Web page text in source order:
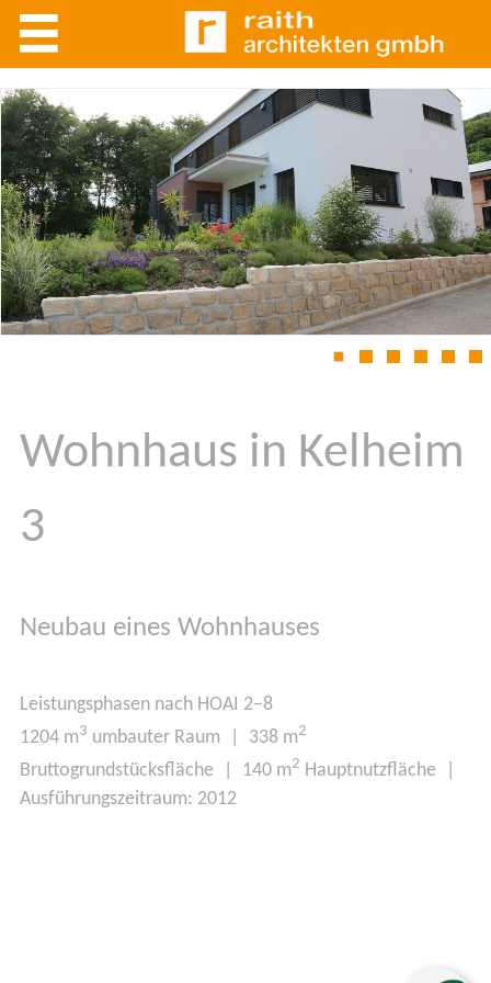
2 3 4 5 6
Wohnhaus in Kelheim
3
Neubau eines Wohnhauses
Leistungsphasen nach HOAI 2–8
1204 m3 umbauter Raum | 338 m2
Bruttogrundstücksfläche | 140 m2 Hauptnutzfläche |
Ausführungszeitraum: 2012